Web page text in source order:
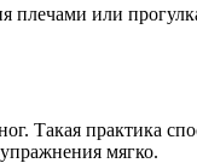
плечами или
Такая практика
мягко.